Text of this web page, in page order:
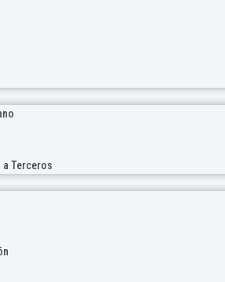
Terceros